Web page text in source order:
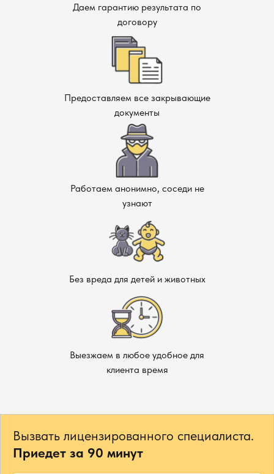
Даем гарантию результата по
договору
Предоставляем все закрывающие
документы
Работаем анонимно, соседи не
узнают
Без вреда для детей и животных
Выезжаем в любое удобное для
клиента время
Вызвать лицензированного специалиста.
Приедет за 90 минут